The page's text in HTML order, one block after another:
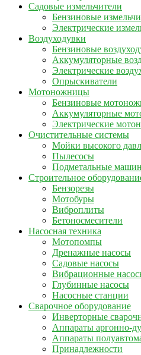
Садовые измельчители
Бензиновые
Электрические
Воздуходувки
Бензиновые
Аккумуляторные
Электрические
Опрыскиватели
Мотоножницы
Бензиновые
Аккумуляторные
Электрические
Очистительные системы
Мойки высокого
Пылесосы
Подметальные
Строительное
Бензорезы
Мотобуры
Виброплиты
Бетоносмесители
Насосная техника
Мотопомпы
Дренажные насосы
Садовые насосы
Вибрационные
Глубинные насосы
Насосные станции
Сварочное оборудование
Инверторные
Аппараты аргонно-
Аппараты
Принадлежности